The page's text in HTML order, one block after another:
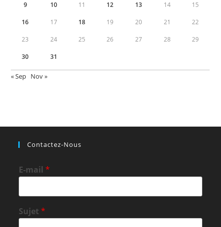
9 10 11 12 13 14 15
16 17 18 19 20 21 22
23 24 25 26 27 28 29
30 31
« Sep Nov »
Contactez-Nous
E-mail*
Sujet*